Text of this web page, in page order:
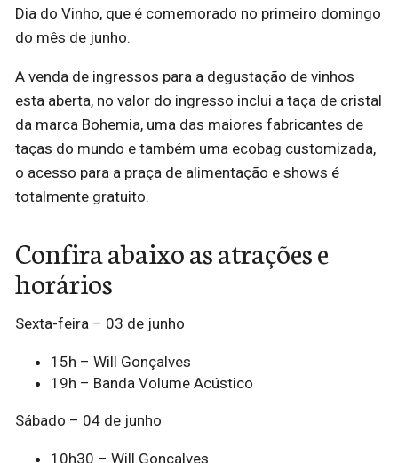
Dia do Vinho, que é comemorado no primeiro domingo
do mês de junho.
A venda de ingressos para a degustação de vinhos
esta aberta, no valor do ingresso inclui a taça de cristal
da marca Bohemia, uma das maiores fabricantes de
taças do mundo e também uma ecobag customizada,
o acesso para a praça de alimentação e shows é
totalmente gratuito.
Confira abaixo as atrações e
horários
Sexta-feira – 03 de junho
15h – Will Gonçalves
19h – Banda Volume Acústico
Sábado – 04 de junho
10h30 – Will Gonçalves